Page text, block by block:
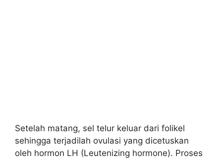
Setelah matang, sel telur keluar dari folikel
sehingga terjadilah ovulasi yang dicetuskan
oleh hormon LH (Leutenizing hormone). Proses